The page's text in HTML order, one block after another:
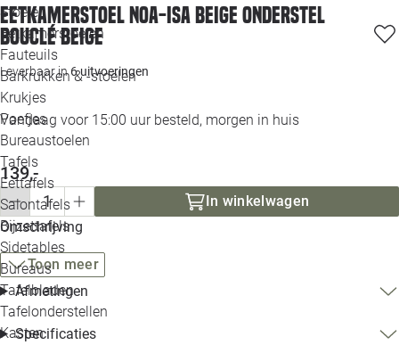
Stoelen
Eetkamerstoelen
Fauteuils
Barkrukken & -stoelen
Krukjes
Poefjes
Bureaustoelen
Tafels
Eettafels
Salontafels
Bijzettafels
Sidetables
Bureaus
Tafelbladen
Tafelonderstellen
Kasten
Alle
Eetkamerstoel Noa-Isa beige onderstel
bouclé beige
Leverbaar in6 uitvoeringen
Vandaag voor 15:00 uur besteld, morgen in huis
139,-
In winkelwagen
Omschrijving
Toon meer
Afmetingen
Specificaties